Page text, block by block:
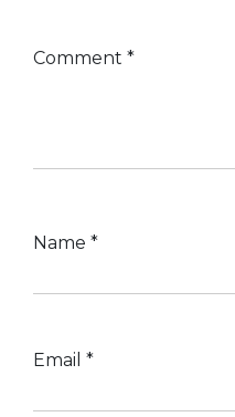
Comment *
Name *
Email *